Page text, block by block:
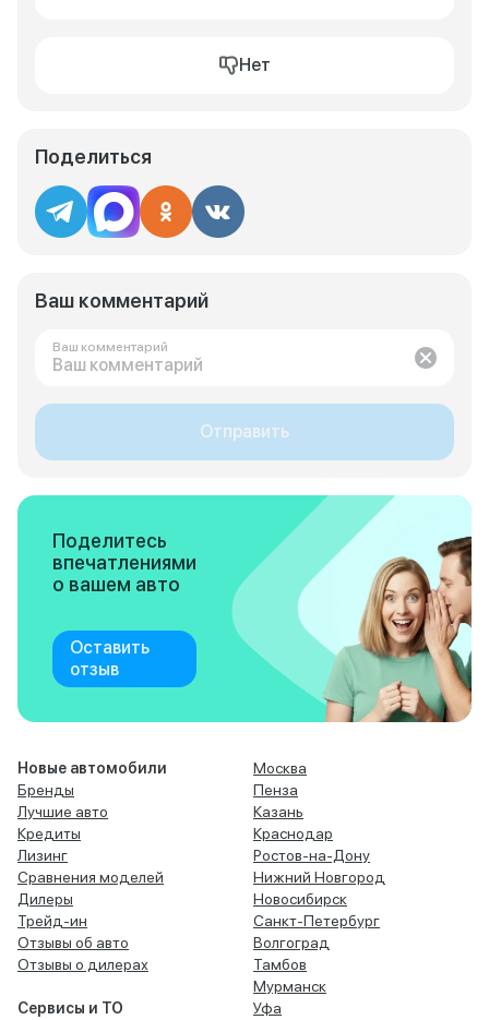
Нет
Поделиться
Ваш комментарий
Ваш комментарий
Отправить
Поделитесь
впечатлениями
о вашем авто
Оставить
отзыв
Новые автомобили
Бренды
Лучшие авто
Кредиты
Лизинг
Сравнения моделей
Дилеры
Трейд-ин
Отзывы об авто
Отзывы о дилерах
Сервисы и ТО
Москва
Пенза
Казань
Краснодар
Ростов-на-Дону
Нижний Новгород
Новосибирск
Санкт-Петербург
Волгоград
Тамбов
Мурманск
Уфа